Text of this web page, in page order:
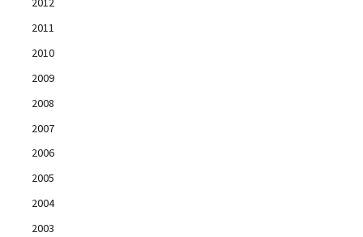
2011
2010
2009
2008
2007
2006
2005
2004
2003